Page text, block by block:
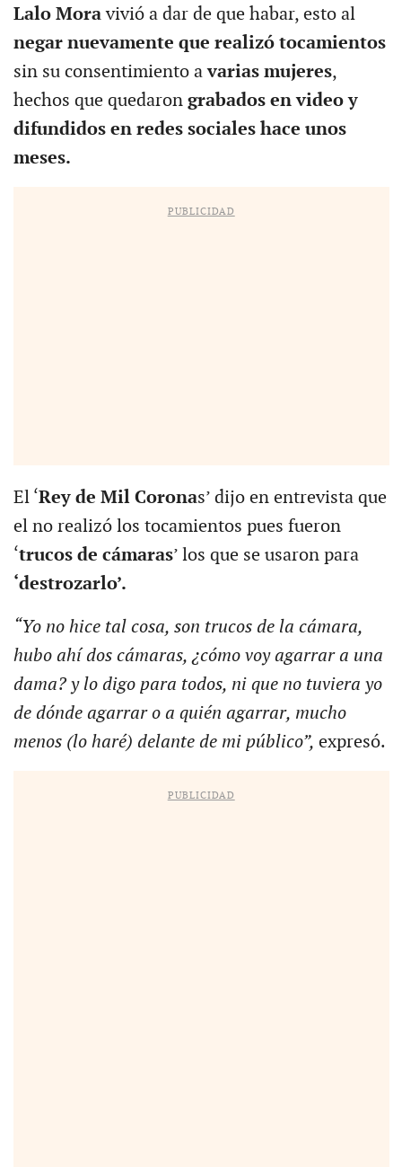
Lalo Moravivió a dar de que habar, esto al
negar nuevamente que realizó tocamientos
sin su consentimiento avarias mujeres,
hechos que quedarongrabados en video y
difundidos en redes sociales hace unos
meses.
PUBLICIDAD
El ‘Rey de Mil Coronas’ dijo en entrevista que
el no realizó los tocamientos pues fueron
‘trucos de cámaras’ los que se usaron para
‘destrozarlo’.
“Yo no hice tal cosa, son trucos de la cámara,
hubo ahí dos cámaras, ¿cómo voy agarrar a una
dama? y lo digo para todos, ni que no tuviera yo
de dónde agarrar o a quién agarrar, mucho
menos (lo haré) delante de mi público”, expresó.
PUBLICIDAD